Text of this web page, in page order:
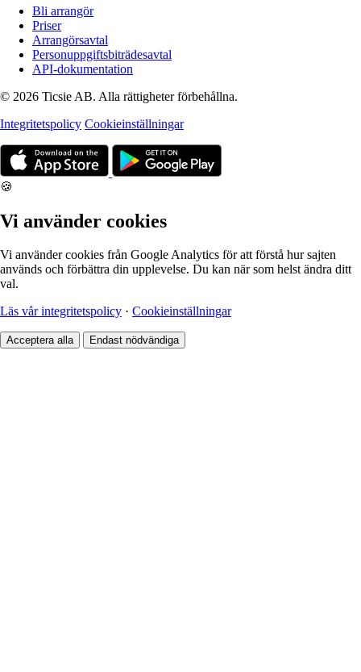
Bli arrangör
Priser
Arrangörsavtal
Personuppgiftsbiträdesavtal
API-dokumentation
© 2026 Ticsie AB. Alla rättigheter förbehållna.
Integritetspolicy Cookieinställningar
🍪
Vi använder cookies
Vi använder cookies från Google Analytics för att förstå hur sajten
används och förbättra din upplevelse. Du kan när som helst ändra ditt
val.
Läs vår integritetspolicy · Cookieinställningar
Acceptera alla Endast nödvändiga